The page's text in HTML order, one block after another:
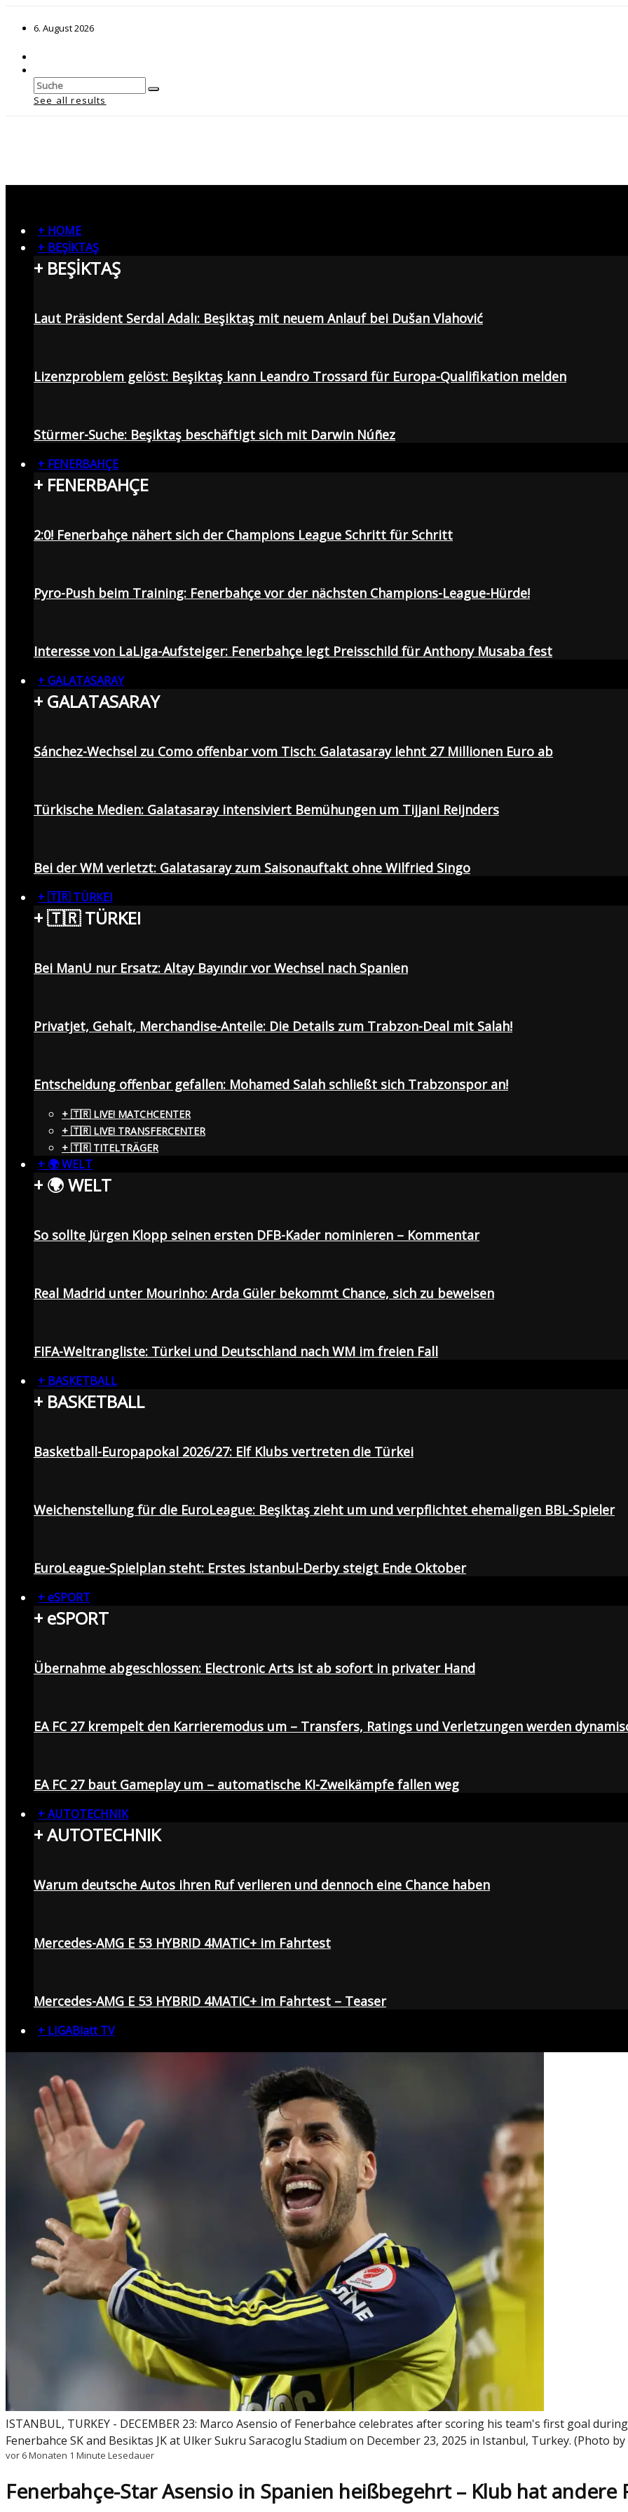
6. August 2026
See all results
+ HOME
+ BEŞİKTAŞ
+ BEŞİKTAŞ
Laut Präsident Serdal Adalı: Beşiktaş mit neuem Anlauf bei Dušan Vlahović
Lizenzproblem gelöst: Beşiktaş kann Leandro Trossard für Europa-Qualifikation melden
Stürmer-Suche: Beşiktaş beschäftigt sich mit Darwin Núñez
+ FENERBAHÇE
+ FENERBAHÇE
2:0! Fenerbahçe nähert sich der Champions League Schritt für Schritt
Pyro-Push beim Training: Fenerbahçe vor der nächsten Champions-League-Hürde!
Interesse von LaLiga-Aufsteiger: Fenerbahçe legt Preisschild für Anthony Musaba fest
+ GALATASARAY
+ GALATASARAY
Sánchez-Wechsel zu Como offenbar vom Tisch: Galatasaray lehnt 27 Millionen Euro ab
Türkische Medien: Galatasaray intensiviert Bemühungen um Tijjani Reijnders
Bei der WM verletzt: Galatasaray zum Saisonauftakt ohne Wilfried Singo
+ 🇹🇷 TÜRKEI
+ 🇹🇷 TÜRKEI
Bei ManU nur Ersatz: Altay Bayındır vor Wechsel nach Spanien
Privatjet, Gehalt, Merchandise-Anteile: Die Details zum Trabzon-Deal mit Salah!
Entscheidung offenbar gefallen: Mohamed Salah schließt sich Trabzonspor an!
+ 🇹🇷 LIVE! MATCHCENTER
+ 🇹🇷 LIVE! TRANSFERCENTER
+ 🇹🇷 TITELTRÄGER
+ 🌍 WELT
+ 🌍 WELT
So sollte Jürgen Klopp seinen ersten DFB-Kader nominieren – Kommentar
Real Madrid unter Mourinho: Arda Güler bekommt Chance, sich zu beweisen
FIFA-Weltrangliste: Türkei und Deutschland nach WM im freien Fall
+ BASKETBALL
+ BASKETBALL
Basketball-Europapokal 2026/27: Elf Klubs vertreten die Türkei
Weichenstellung für die EuroLeague: Beşiktaş zieht um und verpflichtet ehemaligen BBL-Spieler
EuroLeague-Spielplan steht: Erstes Istanbul-Derby steigt Ende Oktober
+ eSPORT
+ eSPORT
Übernahme abgeschlossen: Electronic Arts ist ab sofort in privater Hand
EA FC 27 krempelt den Karrieremodus um – Transfers, Ratings und Verletzungen werden
EA FC 27 baut Gameplay um – automatische KI-Zweikämpfe fallen weg
+ AUTOTECHNIK
+ AUTOTECHNIK
Warum deutsche Autos ihren Ruf verlieren und dennoch eine Chance haben
Mercedes-AMG E 53 HYBRID 4MATIC+ im Fahrtest
Mercedes-AMG E 53 HYBRID 4MATIC+ im Fahrtest – Teaser
+ LIGABlatt TV
ISTANBUL, TURKEY - DECEMBER 23: Marco Asensio of Fenerbahce celebrates after scoring his team's first goal
Fenerbahce SK and Besiktas JK at Ulker Sukru Saracoglu Stadium on December 23, 2025 in Istanbul, Turkey. (Photo
vor 6 Monaten 1 Minute Lesedauer
Fenerbahçe-Star Asensio in Spanien heißbegehrt – Klub hat andere